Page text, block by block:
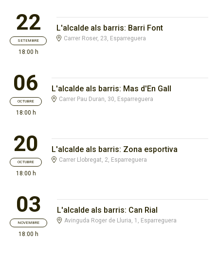
22
SETEMBRE
18:00 h
L'alcalde als barris: Barri Font
Carrer Roser, 23, Esparreguera
06
OCTUBRE
18:00 h
L'alcalde als barris: Mas d'En Gall
Carrer Pau Duran, 30, Esparreguera
20
OCTUBRE
18:00 h
L'alcalde als barris: Zona esportiva
Carrer Llobregat, 2, Esparreguera
03
NOVEMBRE
18:00 h
L'alcalde als barris: Can Rial
Avinguda Roger de Lluria, 1, Esparreguera